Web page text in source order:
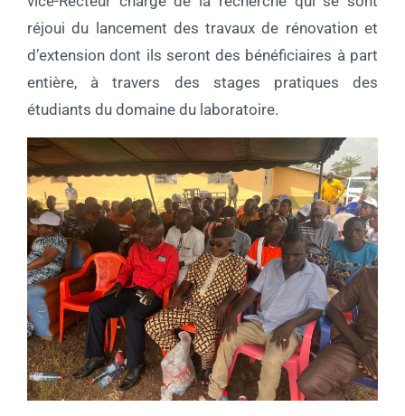
réjoui du lancement des travaux de rénovation et
d’extension dont ils seront des bénéficiaires à part
entière, à travers des stages pratiques des
étudiants du domaine du laboratoire.